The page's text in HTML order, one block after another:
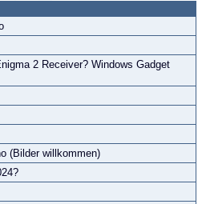
2 Receiver? Windows Gadget
(Bilder willkommen)